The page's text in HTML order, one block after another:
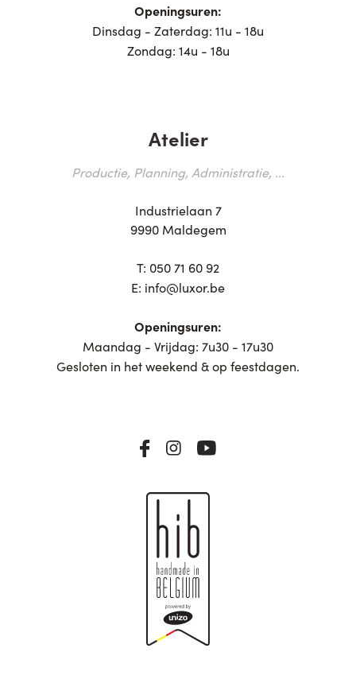
Openingsuren:
Dinsdag - Zaterdag: 11u - 18u
Zondag: 14u - 18u
Atelier
Productie, Planning, Administratie, ...
Industrielaan 7
9990 Maldegem
T: 050 71 60 92
E: info@luxor.be
Openingsuren:
Maandag - Vrijdag: 7u30 - 17u30
Gesloten in het weekend & op feestdagen.